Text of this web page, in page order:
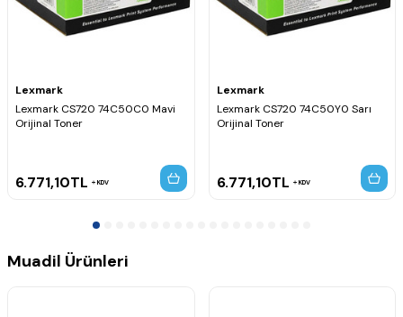
Lexmark
Lexmark CS720 74C50C0 Mavi
Orijinal Toner
6.771,10TL KDV
Lexmark
Lexmark CS720 74C50Y0 Sarı
Orijinal Toner
6.771,10TL KDV
Muadil Ürünleri